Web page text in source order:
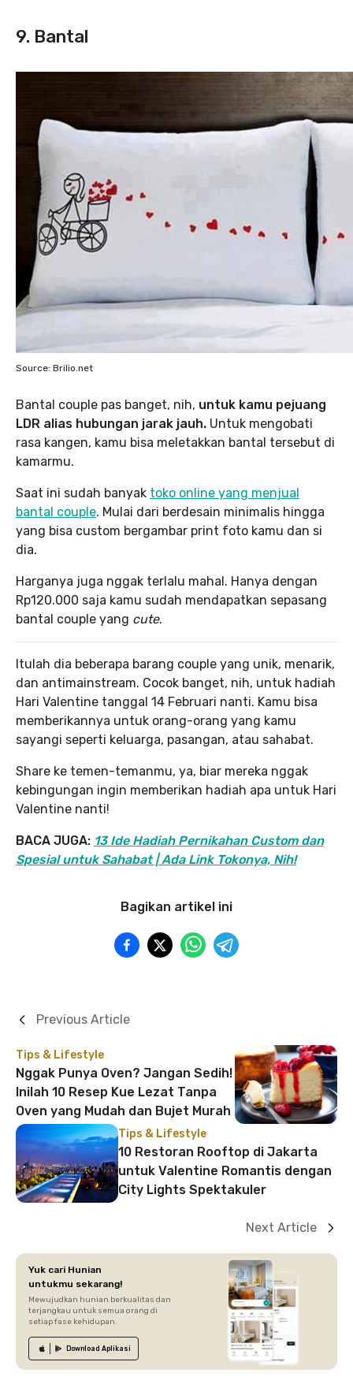
9. Bantal
Source: Brilio.net
Bantal couple pas banget, nih, untuk kamu pejuang
LDR alias hubungan jarak jauh. Untuk mengobati
rasa kangen, kamu bisa meletakkan bantal tersebut di
kamarmu.
Saat ini sudah banyak toko online yang menjual
bantal couple. Mulai dari berdesain minimalis hingga
yang bisa custom bergambar print foto kamu dan si
dia.
Harganya juga nggak terlalu mahal. Hanya dengan
Rp120.000 saja kamu sudah mendapatkan sepasang
bantal couple yang cute.
Itulah dia beberapa barang couple yang unik, menarik,
dan antimainstream. Cocok banget, nih, untuk hadiah
Hari Valentine tanggal 14 Februari nanti. Kamu bisa
memberikannya untuk orang-orang yang kamu
sayangi seperti keluarga, pasangan, atau sahabat.
Share ke temen-temanmu, ya, biar mereka nggak
kebingungan ingin memberikan hadiah apa untuk Hari
Valentine nanti!
BACA JUGA: 13 Ide Hadiah Pernikahan Custom dan
Spesial untuk Sahabat | Ada Link Tokonya, Nih!
Bagikan artikel ini
Tips & Lifestyle
Nggak Punya Oven? Jangan Sedih!
Inilah 10 Resep Kue Lezat Tanpa
Oven yang Mudah dan Bujet Murah
Previous Article
Tips & Lifestyle
10 Restoran Rooftop di Jakarta
untuk Valentine Romantis dengan
City Lights Spektakuler
Next Article
Yuk cari Hunian
untukmu sekarang!
Mewujudkan hunian berkualitas dan
terjangkau untuk semua orang di
setiap fase kehidupan.
Download Aplikasi